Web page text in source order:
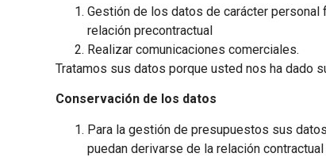
Gestión de los datos de carácter
relación precontractual
Realizar comunicaciones comerciales.
Tratamos sus datos porque usted nos ha dado
Conservación de los datos
Para la gestión de presupuestos sus
puedan derivarse de la relación